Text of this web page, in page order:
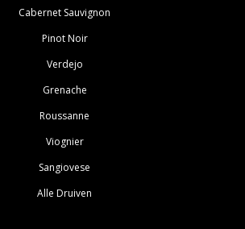
Cabernet Sauvignon
Pinot Noir
Verdejo
Grenache
Roussanne
Viognier
Sangiovese
Alle Druiven